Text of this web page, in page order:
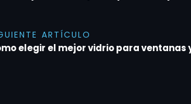
ARTÍCULO
elegir el mejor vidrio para